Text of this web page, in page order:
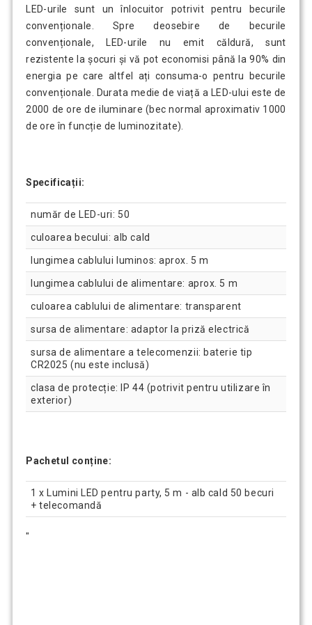
LED-urile sunt un înlocuitor potrivit pentru becurile
convenționale. Spre deosebire de becurile
convenționale, LED-urile nu emit căldură, sunt
rezistente la șocuri și vă pot economisi până la 90% din
energia pe care altfel ați consuma-o pentru becurile
convenționale. Durata medie de viață a LED-ului este de
2000 de ore de iluminare (bec normal aproximativ 1000
de ore în funcție de luminozitate).
Specificații:
număr de LED-uri: 50
culoarea becului: alb cald
lungimea cablului luminos: aprox. 5 m
lungimea cablului de alimentare: aprox. 5 m
culoarea cablului de alimentare: transparent
sursa de alimentare: adaptor la priză electrică
sursa de alimentare a telecomenzii: baterie tip
CR2025 (nu este inclusă)
clasa de protecție: IP 44 (potrivit pentru utilizare în
exterior)
Pachetul conține:
1 x Lumini LED pentru party, 5 m - alb cald 50 becuri
+ telecomandă
"